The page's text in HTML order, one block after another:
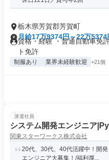
栃木県芳賀郡芳賀町
月給17万9374円～22万5374
資格・経験 ・普通自動車免
ト免許
制服あり 業界未経験歓迎 +21個
派遣社員
システム開発エンジニア
関東スターワークス株式会社
20代、30代、40代活躍中！開
エンジニア大募集！/福利厚...